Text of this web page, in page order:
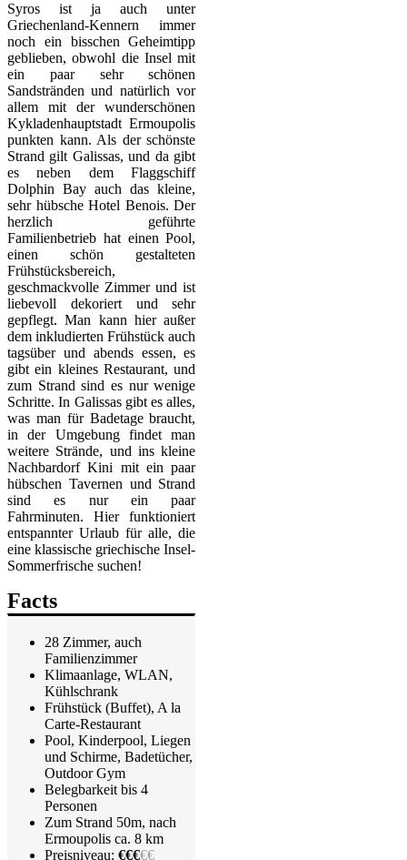
Syros ist ja auch unter
Griechenland-Kennern immer
noch ein bisschen Geheimtipp
geblieben, obwohl die Insel mit
ein paar sehr schönen
Sandstränden und natürlich vor
allem mit der wunderschönen
Kykladenhauptstadt Ermoupolis
punkten kann. Als der schönste
Strand gilt Galissas, und da gibt
es neben dem Flaggschiff
Dolphin Bay auch das kleine,
sehr hübsche Hotel Benois. Der
herzlich geführte
Familienbetrieb hat einen Pool,
einen schön gestalteten
Frühstücksbereich,
geschmackvolle Zimmer und ist
liebevoll dekoriert und sehr
gepflegt. Man kann hier außer
dem inkludierten Frühstück auch
tagsüber und abends essen, es
gibt ein kleines Restaurant, und
zum Strand sind es nur wenige
Schritte. In Galissas gibt es alles,
was man für Badetage braucht,
in der Umgebung findet man
weitere Strände, und ins kleine
Nachbardorf Kini mit ein paar
hübschen Tavernen und Strand
sind es nur ein paar
Fahrminuten. Hier funktioniert
entspannter Urlaub für alle, die
eine klassische griechische Insel-
Sommerfrische suchen!
Facts
28 Zimmer, auch
Familienzimmer
Klimaanlage, WLAN,
Kühlschrank
Frühstück (Buffet), A la
Carte-Restaurant
Pool, Kinderpool, Liegen
und Schirme, Badetücher,
Outdoor Gym
Belegbarkeit bis 4
Personen
Zum Strand 50m, nach
Ermoupolis ca. 8 km
Preisniveau: €€€€€